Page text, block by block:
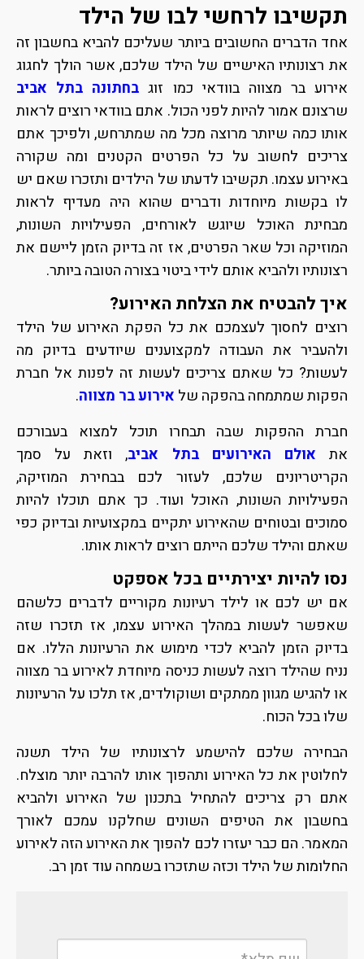
תקשיבו לרחשי לבו של הילד
אחד הדברים החשובים ביותר שעליכם להביא בחשבון זה
את רצונותיו האישיים של הילד שלכם, אשר הולך לחגוג
אירוע בר מצווה בוודאי כמו זוג בחתונה בתל אביב
שרצונם אמור להיות לפני הכול. אתם בוודאי רוצים לראות
אותו כמה שיותר מרוצה מכל מה שמתרחש, ולפיכך אתם
צריכים לחשוב על כל הפרטים הקטנים ומה שקורה
באירוע עצמו. תקשיבו לדעתו של הילדים ותזכרו שאם יש
לו בקשות מיוחדות ודברים שהוא היה מעדיף לראות
מבחינת האוכל שיוגש לאורחים, הפעילויות השונות,
המוזיקה וכל שאר הפרטים, אז זה בדיוק הזמן ליישם את
רצונותיו ולהביא אותם לידי ביטוי בצורה הטובה ביותר.
איך להבטיח את הצלחת האירוע?
רוצים לחסוך לעצמכם את כל הפקת האירוע של הילד
ולהעביר את העבודה למקצוענים שיודעים בדיוק מה
לעשות? כל שאתם צריכים לעשות זה לפנות אל חברת
הפקות שמתמחה בהפקה של אירוע בר מצווה.
חברת ההפקות שבה תבחרו תוכל למצוא בעבורכם
את אולם האירועים בתל אביב, וזאת על סמך
הקריטריונים שלכם, לעזור לכם בבחירת המוזיקה,
הפעילויות השונות, האוכל ועוד. כך אתם תוכלו להיות
סמוכים ובטוחים שהאירוע יתקיים במקצועיות ובדיוק כפי
שאתם והילד שלכם הייתם רוצים לראות אותו.
נסו להיות יצירתיים בכל אספקט
אם יש לכם או לילד רעיונות מקוריים לדברים כלשהם
שאפשר לעשות במהלך האירוע עצמו, אז תזכרו שזה
בדיוק הזמן להביא לכדי מימוש את הרעיונות הללו. אם
נניח שהילד רוצה לעשות כניסה מיוחדת לאירוע בר מצווה
או להגיש מגוון ממתקים ושוקולדים, אז תלכו על הרעיונות
שלו בכל הכוח.
הבחירה שלכם להישמע לרצונותיו של הילד תשנה
לחלוטין את כל האירוע ותהפוך אותו להרבה יותר מוצלח.
אתם רק צריכים להתחיל בתכנון של האירוע ולהביא
בחשבון את הטיפים השונים שחלקנו עמכם לאורך
המאמר. הם כבר יעזרו לכם להפוך את האירוע הזה לאירוע
החלומות של הילד וכזה שתזכרו בשמחה עוד זמן רב.